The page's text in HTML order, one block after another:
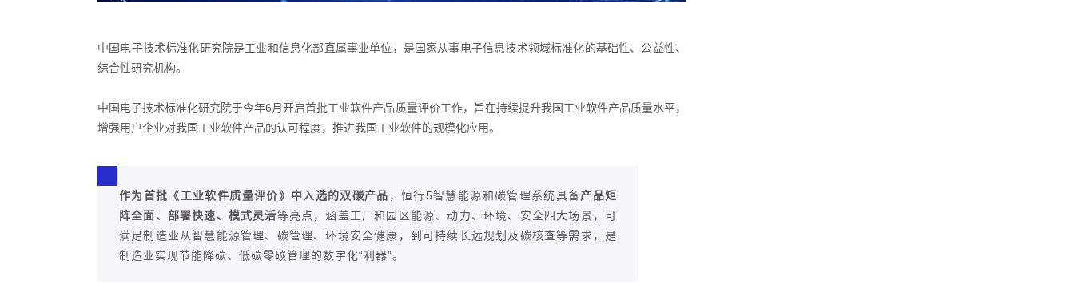
中国电子技术标准化研究院是工业和信息化部直属事业单位，是国家从事电子信息技术领域标准化的基础性、公益性、
综合性研究机构。
中国电子技术标准化研究院于今年6月开启首批工业软件产品质量评价工作，旨在持续提升我国工业软件产品质量水平，
增强用户企业对我国工业软件产品的认可程度，推进我国工业软件的规模化应用。
作为首批《工业软件质量评价》中入选的双碳产品 ，恒行5智慧能源和碳管理系统具备产品矩
阵全面、部署快速、模式灵活等亮点，涵盖工厂和园区能源、动力、环境、安全四大场景，可
满足制造业从智慧能源管理、碳管理、环境安全健康，到可持续长远规划及碳核查等需求，是
制造业实现节能降碳、低碳零碳管理的数字化“利器”。